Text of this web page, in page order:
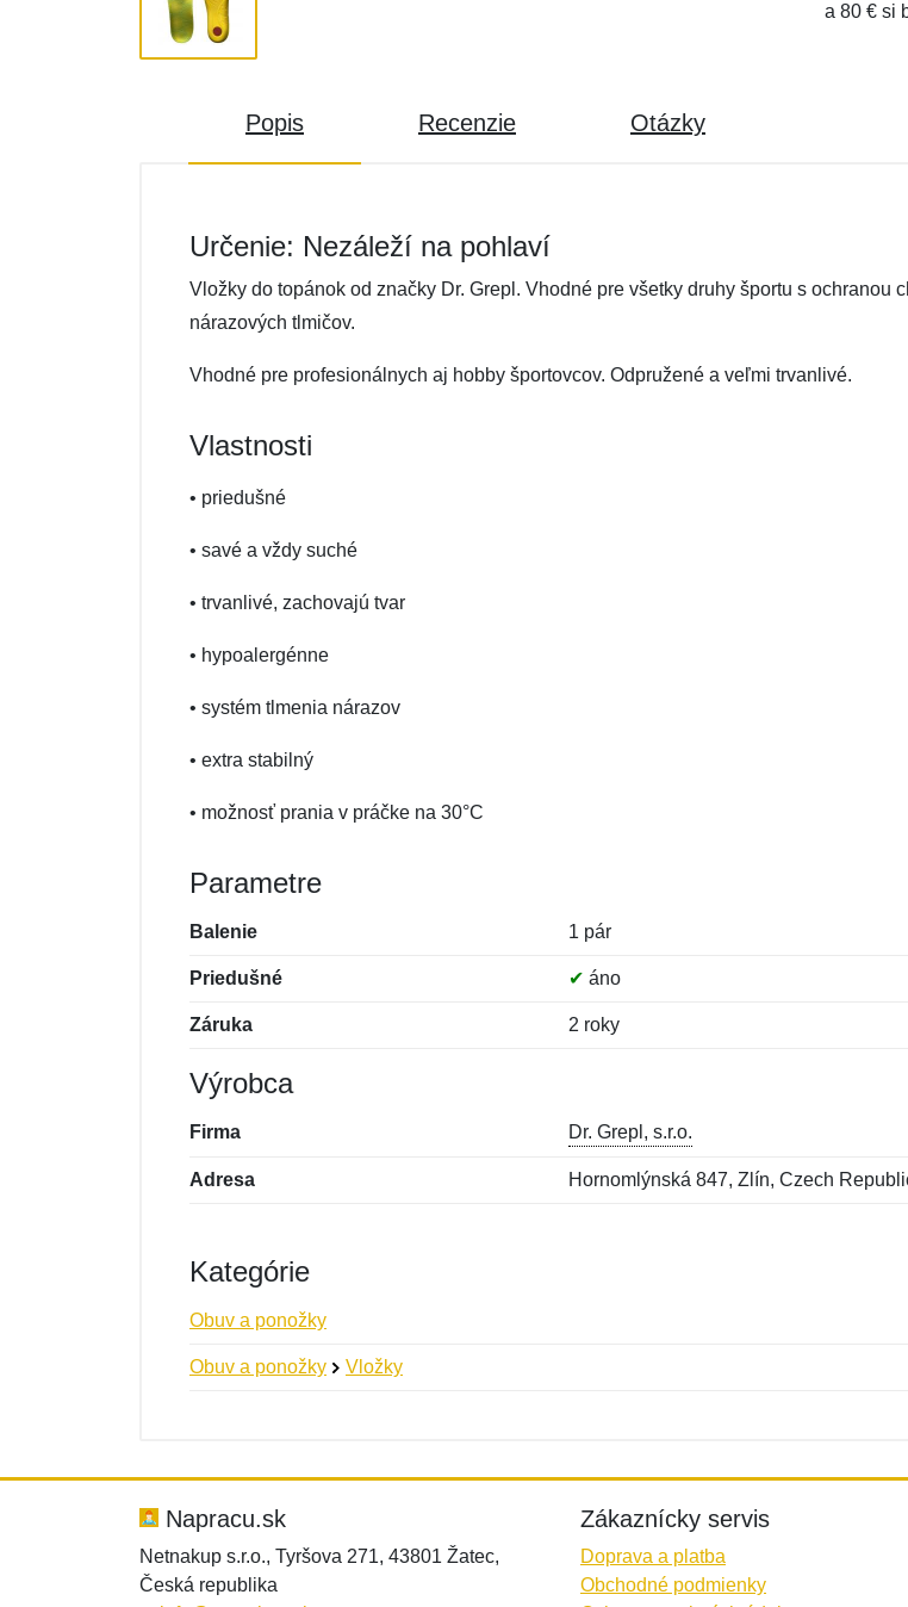
a 80 € si
Popis Recenzie Otázky
Určenie: Nezáleží na pohlaví
Vložky do topánok od značky Dr. Grepl. Vhodné pre všetky druhy športu s ochranou
nárazových tlmičov.
Vhodné pre profesionálnych aj hobby športovcov. Odpružené a veľmi trvanlivé.
Vlastnosti
• priedušné
• savé a vždy suché
• trvanlivé, zachovajú tvar
• hypoalergénne
• systém tlmenia nárazov
• extra stabilný
• možnosť prania v práčke na 30°C
Parametre
Balenie 1 pár
Priedušné ✔ áno
Záruka 2 roky
Výrobca
Firma Dr. Grepl, s.r.o.
Adresa Hornomlýnská 847, Zlín, Czech
Kategórie
Obuv a ponožky
Obuv a ponožky Vložky
Správa*
Správa*
Napracu.sk
Netnakup s.r.o., Tyršova 271, 43801 Žatec,
Česká republika
Zákaznícky servis
Doprava a platba
Obchodné podmienky